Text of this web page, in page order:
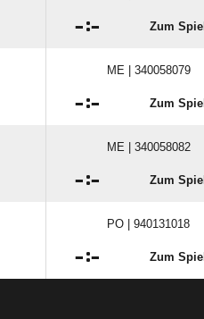
: Zum Spiel
ME | 340058079
: Zum Spiel
ME | 340058082
: Zum Spiel
PO | 940131018
: Zum Spiel